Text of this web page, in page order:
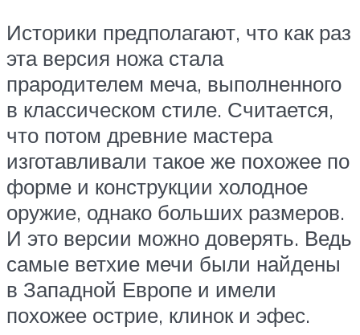
Историки предполагают, что как раз
эта версия ножа стала
прародителем меча, выполненного
в классическом стиле. Считается,
что потом древние мастера
изготавливали такое же похожее по
форме и конструкции холодное
оружие, однако больших размеров.
И это версии можно доверять. Ведь
самые ветхие мечи были найдены
в Западной Европе и имели
похожее острие, клинок и эфес.